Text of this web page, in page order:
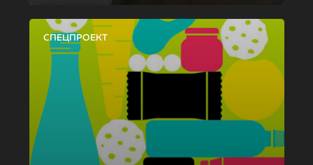
СПЕЦПРОЕКТ